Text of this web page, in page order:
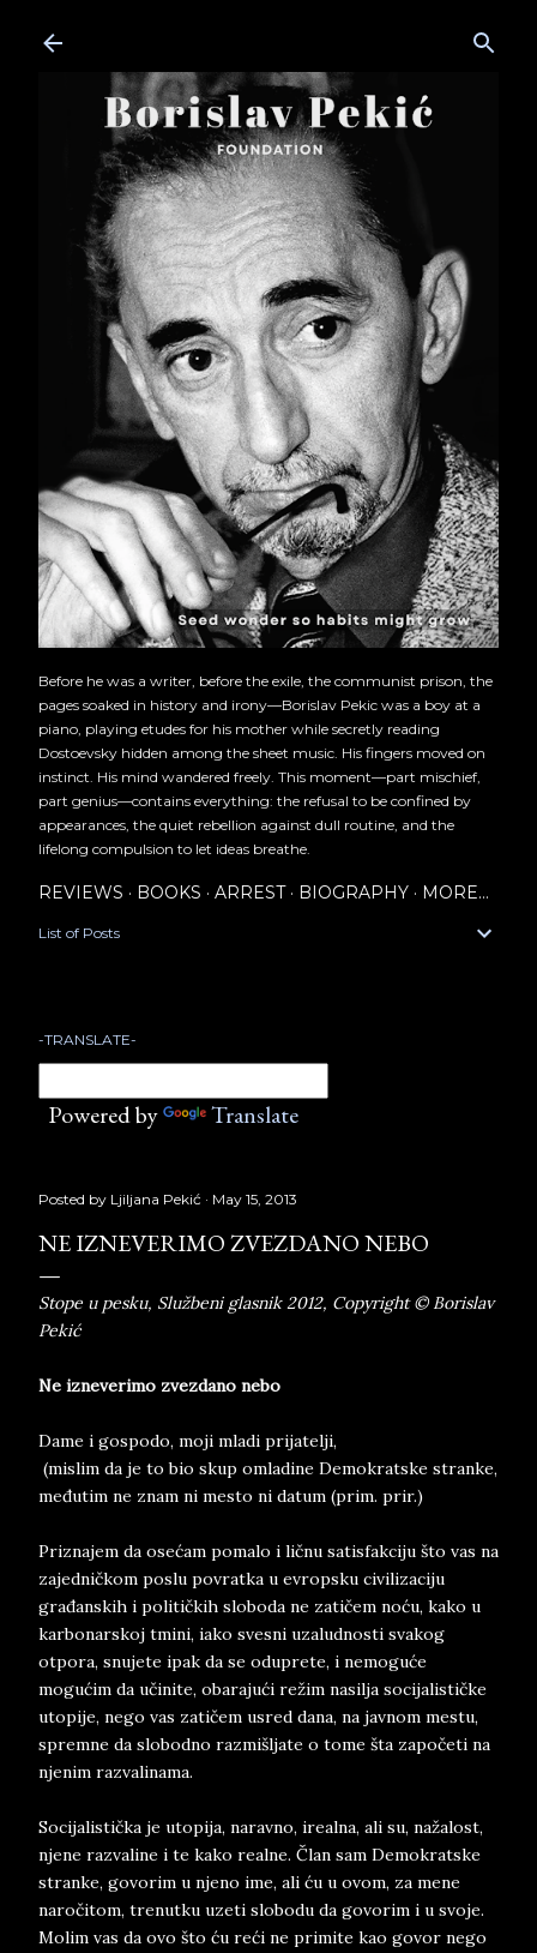
Before he was a writer, before the exile, the communist prison, the
pages soaked in history and irony—Borislav Pekic was a boy at a
piano, playing etudes for his mother while secretly reading
Dostoevsky hidden among the sheet music. His fingers moved on
instinct. His mind wandered freely. This moment—part mischief,
part genius—contains everything: the refusal to be confined by
appearances, the quiet rebellion against dull routine, and the
lifelong compulsion to let ideas breathe.
REVIEWS BOOKS ARREST BIOGRAPHY MORE…
List of Posts
-TRANSLATE-
Powered by Translate
Posted by Ljiljana Pekić May 15, 2013
NE IZNEVERIMO ZVEZDANO NEBO
Stope u pesku, Službeni glasnik 2012, Copyright © Borislav
Pekić
Ne izneverimo zvezdano nebo
Dame i gospodo, moji mladi prijatelji,
(mislim da je to bio skup omladine Demokratske stranke,
međutim ne znam ni mesto ni datum (prim. prir.)
Priznajem da osećam pomalo i ličnu satisfakciju što vas na
zajedničkom poslu povratka u evropsku civilizaciju
građanskih i političkih sloboda ne zatičem noću, kako u
karbonarskoj tmini, iako svesni uzaludnosti svakog
otpora, snujete ipak da se oduprete, i nemoguće
mogućim da učinite, obarajući režim nasilja socijalističke
utopije, nego vas zatičem usred dana, na javnom mestu,
spremne da slobodno razmišljate o tome šta započeti na
njenim razvalinama.
Socijalistička je utopija, naravno, irealna, ali su, nažalost,
njene razvaline i te kako realne. Član sam Demokratske
stranke, govorim u njeno ime, ali ću u ovom, za mene
naročitom, trenutku uzeti slobodu da govorim i u svoje.
Molim vas da ovo što ću reći ne primite kao govor nego